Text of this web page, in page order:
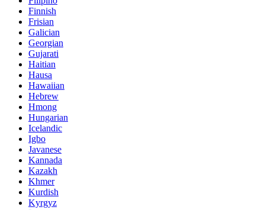
Finnish
Frisian
Galician
Georgian
Gujarati
Haitian
Hausa
Hawaiian
Hebrew
Hmong
Hungarian
Icelandic
Igbo
Javanese
Kannada
Kazakh
Khmer
Kurdish
Kyrgyz